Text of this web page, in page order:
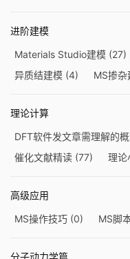
进阶建模
Materials Studio建模 (27)
异质结建模 (4) MS掺杂
理论计算
DFT软件发文章需理解的
催化文献精读 (77) 理论
高级应用
MS操作技巧 (0) MS脚